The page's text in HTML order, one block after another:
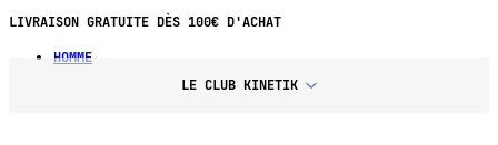
LIVRAISON GRATUITE DÈS 100€ D'ACHAT
HOMME
LE CLUB KINETIK